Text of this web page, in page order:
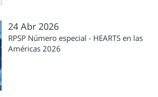
24 Abr 2026
RPSP Número especial - HEARTS en las
Américas 2026